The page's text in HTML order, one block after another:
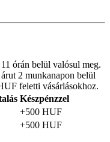
órán belül valósul meg.
2 munkanapon belül
feletti vásárlásokhoz.
Készpénzzel
+500 HUF
+500 HUF